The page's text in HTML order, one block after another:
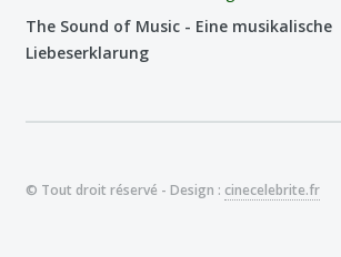
The Sound of Music - Eine musikalische
Liebeserklarung
© Tout droit réservé - Design : cinecelebrite.fr